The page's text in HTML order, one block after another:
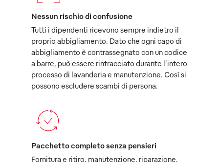
Nessun rischio di confusione
Tutti i dipendenti ricevono sempre indietro il
proprio abbigliamento. Dato che ogni capo di
abbigliamento è contrassegnato con un codice
a barre, può essere rintracciato durante l’intero
processo di lavanderia e manutenzione. Così si
possono escludere scambi di persona.
Pacchetto completo senza pensieri
Fornitura e ritiro, manutenzione, riparazione,